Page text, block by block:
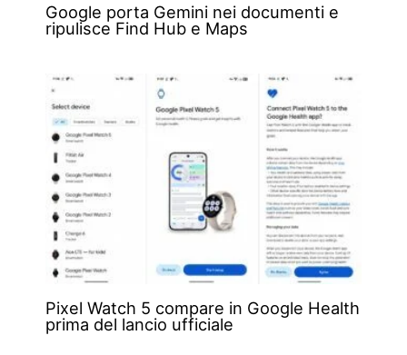
Google porta Gemini nei documenti e
ripulisce Find Hub e Maps
Pixel Watch 5 compare in Google Health
prima del lancio ufficiale